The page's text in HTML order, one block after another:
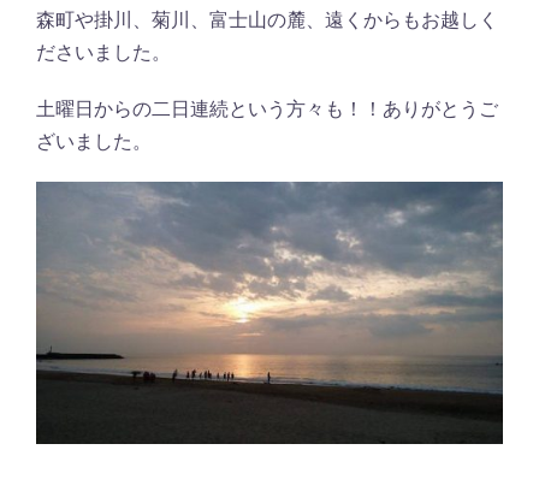
森町や掛川、菊川、富士山の麓、遠くからもお越しく
ださいました。
土曜日からの二日連続という方々も！！ありがとうご
ざいました。